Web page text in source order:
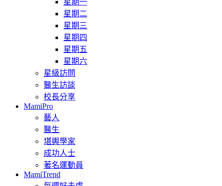
星期一
星期二
星期三
星期四
星期五
星期六
星級訪問
醫生訪談
校長分享
MamiPro
藝人
醫生
堪輿學家
成功人士
著名運動員
MamiTrend